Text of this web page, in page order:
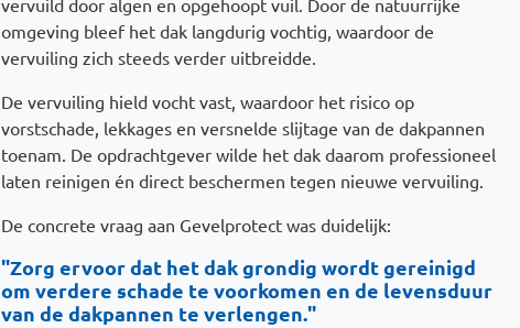
vervuild door algen en opgehoopt vuil. Door de natuurrijke
omgeving bleef het dak langdurig vochtig, waardoor de
vervuiling zich steeds verder uitbreidde.
De vervuiling hield vocht vast, waardoor het risico op
vorstschade, lekkages en versnelde slijtage van de dakpannen
toenam. De opdrachtgever wilde het dak daarom professioneel
laten reinigen én direct beschermen tegen nieuwe vervuiling.
De concrete vraag aan Gevelprotect was duidelijk:
"Zorg ervoor dat het dak grondig wordt gereinigd
om verdere schade te voorkomen en de levensduur
van de dakpannen te verlengen."